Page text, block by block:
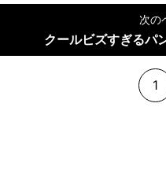
次の
クールビズすぎるパ
1